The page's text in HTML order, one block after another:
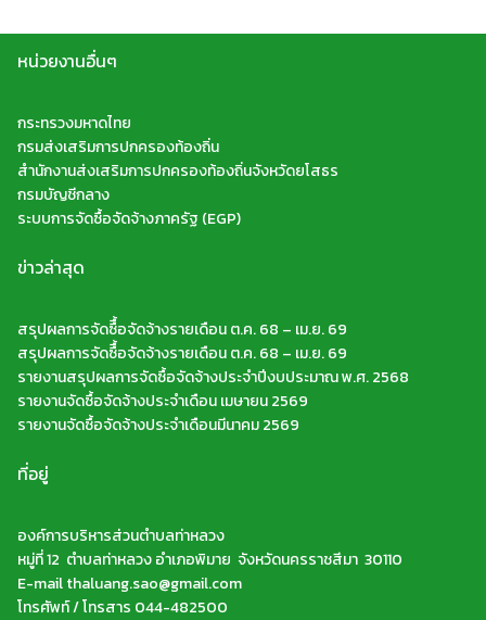
หน่วยงานอื่นๆ
กระทรวงมหาดไทย
กรมส่งเสริมการปกครองท้องถิ่น
สำนักงานส่งเสริมการปกครองท้องถิ่นจังหวัดยโสธร
กรมบัญชีกลาง
ระบบการจัดซื้อจัดจ้างภาครัฐ (EGP)
ข่าวล่าสุด
สรุปผลการจัดซืื้อจัดจ้างรายเดือน ต.ค. 68 – เม.ย. 69
สรุปผลการจัดซืื้อจัดจ้างรายเดือน ต.ค. 68 – เม.ย. 69
รายงานสรุปผลการจัดซื้อจัดจ้างประจำปีงบประมาณ พ.ศ. 2568
รายงานจัดซื้อจัดจ้างประจำเดือน เมษายน 2569
รายงานจัดซื้อจัดจ้างประจำเดือนมีนาคม 2569
ที่อยู่
องค์การบริหารส่วนตำบลท่าหลวง
หมู่ที่ 12 ตำบลท่าหลวง อำเภอพิมาย จังหวัดนครราชสีมา 30110
E-mail thaluang.sao@gmail.com
โทรศัพท์ / โทรสาร 044-482500